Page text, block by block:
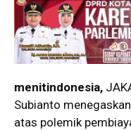
menitindonesia,
Subianto
atas polemik